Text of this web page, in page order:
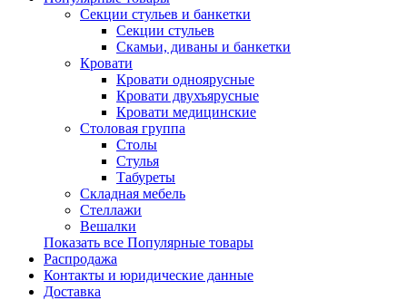
Секции стульев и банкетки
Секции стульев
Скамьи, диваны и банкетки
Кровати
Кровати одноярусные
Кровати двухъярусные
Кровати медицинские
Столовая группа
Столы
Стулья
Табуреты
Складная мебель
Стеллажи
Вешалки
Показать все Популярные товары
Распродажа
Контакты и юридические данные
Доставка